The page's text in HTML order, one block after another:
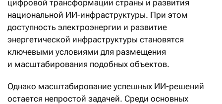
цифровой трансформации страны и развития
национальной ИИ-инфраструктуры. При этом
доступность электроэнергии и развитие
энергетической инфраструктуры становятся
ключевыми условиями для размещения
и масштабирования подобных объектов.
Однако масштабирование успешных ИИ-решений
остается непростой задачей. Среди основных